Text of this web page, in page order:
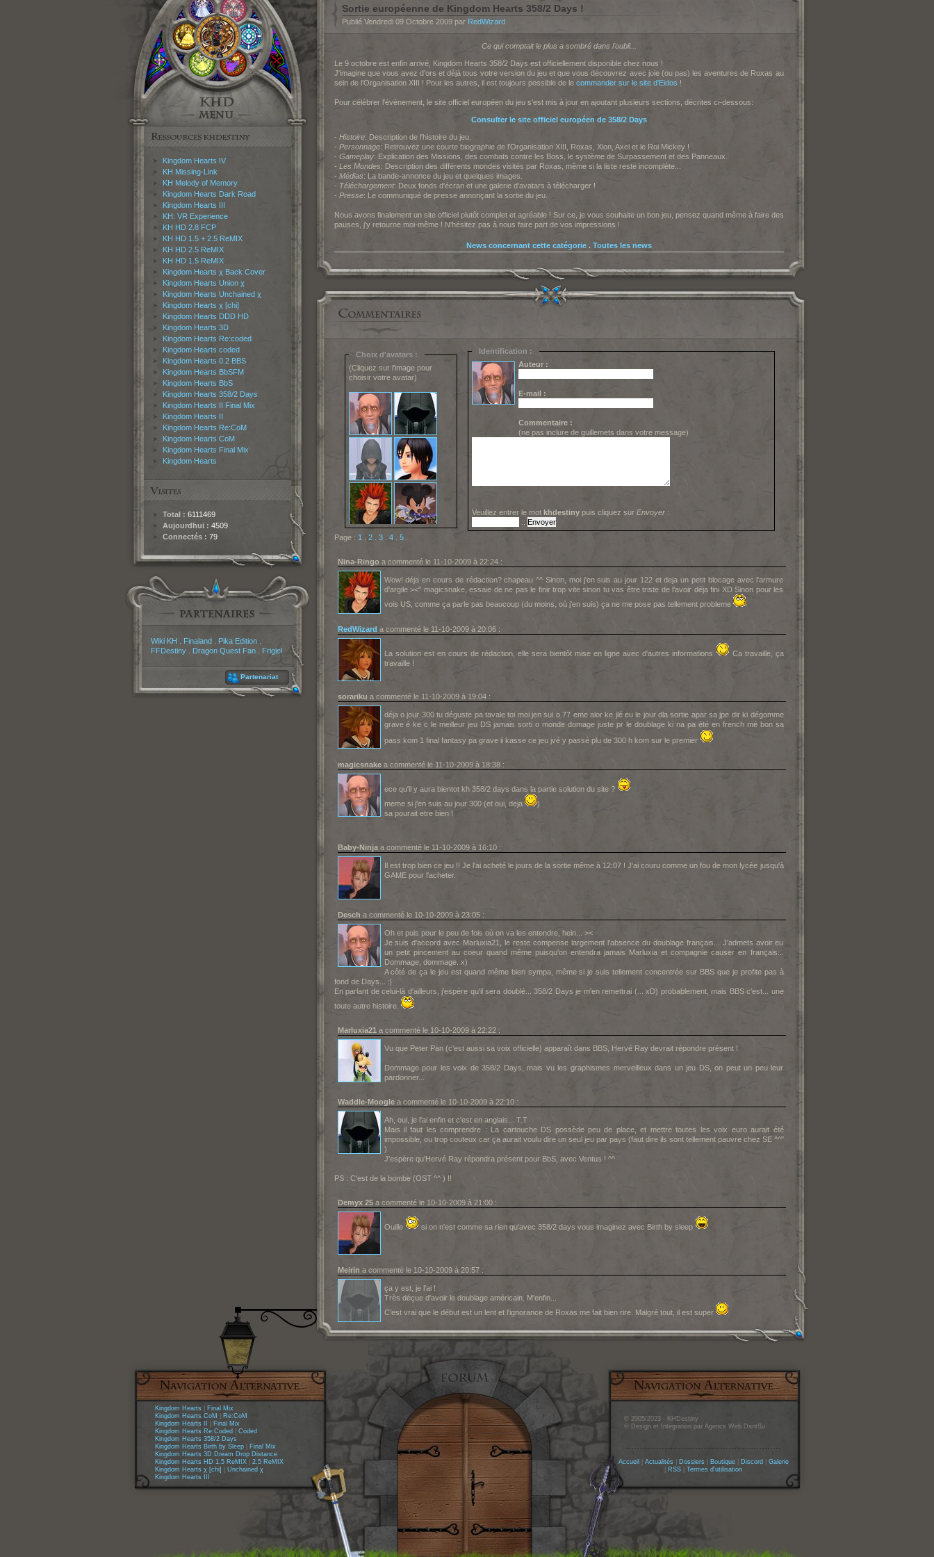
Kingdom Hearts IV
KH Missing-Link
KH Melody of Memory
Kingdom Hearts Dark Road
Kingdom Hearts III
KH: VR Experience
KH HD 2.8 FCP
KH HD 1.5 + 2.5 ReMIX
KH HD 2.5 ReMIX
KH HD 1.5 ReMIX
Kingdom Hearts χ Back Cover
Kingdom Hearts Union χ
Kingdom Hearts Unchained χ
Kingdom Hearts χ [chi]
Kingdom Hearts DDD HD
Kingdom Hearts 3D
Kingdom Hearts Re:coded
Kingdom Hearts coded
Kingdom Hearts 0.2 BBS
Kingdom Hearts BbSFM
Kingdom Hearts BbS
Kingdom Hearts 358/2 Days
Kingdom Hearts II Final Mix
Kingdom Hearts II
Kingdom Hearts Re:CoM
Kingdom Hearts CoM
Kingdom Hearts Final Mix
Kingdom Hearts
Total : 6111469
Aujourdhui : 4509
Connectés : 79
Wiki KH Finaland. Pika Edition.
FFDestiny. Dragon Quest Fan. Frigiel
Partenariat
Sortie européenne de Kingdom Hearts 358/2 Days !
Publié Vendredi 09 Octobre 2009 par RedWizard
Ce qui comptait le plus a sombré dans l'oubli...
Le 9 octobre est enfin arrivé, Kingdom Hearts 358/2 Days est officiellement disponible chez nous !
J'imagine que vous avez d'ors et déjà tous votre version du jeu et que vous découvrez avec joie (ou pas) les aventures de Roxas au
sein de l'Organisation XIII ! Pour les autres, il est toujours possible de le commander sur le site d'Eidos !
Pour célébrer l'événement, le site officiel européen du jeu s'est mis à jour en ajoutant plusieurs sections, décrites ci-dessous:
Consulter le site officiel européen de 358/2 Days
- Histoire: Description de l'histoire du jeu.
- Personnage: Retrouvez une courte biographie de l'Organisation XIII, Roxas, Xion, Axel et le Roi Mickey !
- Gameplay: Explication des Missions, des combats contre les Boss, le système de Surpassement et des Panneaux.
- Les Mondes: Description des différents mondes visités par Roxas, même si la liste reste incomplète...
- Médias: La bande-annonce du jeu et quelques images.
- Téléchargement: Deux fonds d'écran et une galerie d'avatars à télécharger !
- Presse: Le communiqué de presse annonçant la sortie du jeu.
Nous avons finalement un site officiel plutôt complet et agréable ! Sur ce, je vous souhaite un bon jeu, pensez quand même à faire des
pauses, j'y retourne moi-même ! N'hésitez pas à nous faire part de vos impressions !
News concernant cette catégorie. Toutes les news
Choix d'avatars :
(Cliquez sur l'image pour
choisir votre avatar)
Identification :
Auteur :
E-mail :
Commentaire :
(ne pas inclure de guillemets dans votre message)
Veuillez entrer le mot khdestinypuis cliquez sur Envoyer:
::
Page : 1 2. 3. 4. 5.
Nina-Ringoa commenté le 11-10-2009 à 22:24 :
Wow! déja en cours de rédaction? chapeau ^^ Sinon, moi j'en suis au jour 122 et deja un petit blocage avec l'armure
d'argile ><" magicsnake, essaie de ne pas le finir trop vite sinon tu vas être triste de l'avoir déja fini XD Sinon pour les
vois US, comme ça parle pas beaucoup (du moins, où j'en suis) ça ne me pose pas tellement probleme
RedWizard a commenté le 11-10-2009 à 20:06 :
La solution est en cours de rédaction, elle sera bientôt mise en ligne avec d'autres informations
Ca travaille, ça
travaille !
sorariku a commenté le 11-10-2009 à 19:04 :
déja o jour 300 tu déguste pa tavale toi moi jen sui o 77 eme alor ke jlé eu le jour dla sortie apar sa jpe dir ki dégomme
grave é ke c le meilleur jeu DS jamais sorti o monde domage juste pr le doublage ki na pa été en french mé bon sa
pass kom 1 final fantasy pa grave ii kasse ce jeu jvé y passé plu de 300 h kom sur le premier
magicsnakea commenté le 11-10-2009 à 18:38 :
ece qu'il y aura bientot kh 358/2 days dans la partie solution du site ?
meme si j'en suis au jour 300 (et oui, deja
)
sa pourait etre bien !
Baby-Ninjaa commenté le 11-10-2009 à 16:10 :
Il est trop bien ce jeu !! Je l'ai acheté le jours de la sortie même à 12:07 ! J'ai couru comme un fou de mon lycée jusqu'à
GAME pour l'acheter.
Desch a commenté le 10-10-2009 à 23:05 :
Oh et puis pour le peu de fois où on va les entendre, hein... ><
Je suis d'accord avec Marluxia21, le reste compense largement l'absence du doublage français... J'admets avoir eu
un petit pincement au coeur quand même puisqu'on entendra jamais Marluxia et compagnie causer en français...
Dommage, dommage. x)
A côté de ça le jeu est quand même bien sympa, même si je suis tellement concentrée sur BBS que je profite pas à
fond de Days... :|
En parlant de celui-là d'ailleurs, j'espère qu'il sera doublé... 358/2 Days je m'en remettrai (... xD) probablement, mais BBS c'est... une
toute autre histoire.
Marluxia21 a commenté le 10-10-2009 à 22:22 :
Vu que Peter Pan (c'est aussi sa voix officielle) apparaît dans BBS, Hervé Ray devrait répondre présent !
Dommage pour les voix de 358/2 Days, mais vu les graphismes merveilleux dans un jeu DS, on peut un peu leur
pardonner...
Waddle-Mooglea commenté le 10-10-2009 à 22:10 :
Ah, oui, je l'ai enfin et c'est en anglais... T.T
Mais il faut les comprendre : La cartouche DS possède peu de place, et mettre toutes les voix euro aurait été
impossible, ou trop couteux car ça aurait voulu dire un seul jeu par pays (faut dire ils sont tellement pauvre chez SE ^^"
)
J'espère qu'Hervé Ray répondra présent pour BbS, avec Ventus ! ^^
PS : C'est de la bombe (OST ^^ ) !!
Demyx 25a commenté le 10-10-2009 à 21:00 :
Ouille si on n'est comme sa rien qu'avec 358/2 days vous imaginez avec Birth by sleep
Meirin a commenté le 10-10-2009 à 20:57 :
ça y est, je l'ai !
Très déçue d'avoir le doublage américain. M'enfin...
C'est vrai que le début est un lent et l'ignorance de Roxas me fait bien rire. Malgré tout, il est super
Kingdom Hearts
Final Mix
Kingdom Hearts CoM
Re:CoM
Kingdom Hearts II
Final Mix
Kingdom Hearts Re:Coded
Coded
Kingdom Hearts 358/2 Days
Kingdom Hearts Birth by Sleep|
Final Mix
Kingdom Hearts 3D Dream Drop Distance
Kingdom Hearts HD 1.5 ReMIX| 2.5 ReMIX
Kingdom Hearts χ [chi]
Unchained χ
Kingdom Hearts III
© 2005/2023 - KHDestiny
© Design et Integration par Agence Web DantSu
Accueil Actualités Dossiers| Boutique| Discord
Galerie
RSS Termes d'utilisation